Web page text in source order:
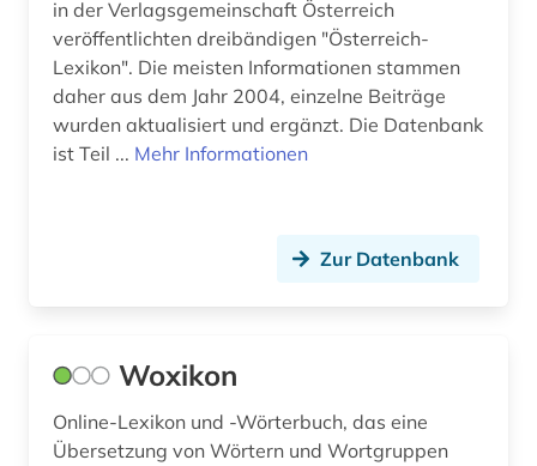
ökologie (1)
österreich (1)
in der Verlagsgemeinschaft Österreich
veröffentlichten dreibändigen "Österreich-
Lexikon". Die meisten Informationen stammen
daher aus dem Jahr 2004, einzelne Beiträge
wurden aktualisiert und ergänzt. Die Datenbank
ist Teil ... Mehr Informationen
Zur Datenbank
Woxikon
Online-Lexikon und -Wörterbuch, das eine
Übersetzung von Wörtern und Wortgruppen